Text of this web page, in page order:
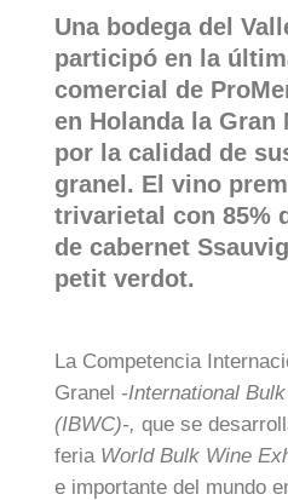
Una bodega del
participó en la
comercial de
en Holanda la Gran
por la calidad de
granel. El vino
trivarietal con 85%
de cabernet
petit verdot.
La Competencia
Granel -International
(IBWC)-, que se
feria World Bulk Wine
e importante del mundo